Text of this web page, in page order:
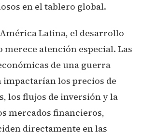
en el tablero global.
Latina, el desarrollo
merece atención especial. Las
de una guerra
los precios de
los flujos de inversión y la
mercados financieros,
directamente en las